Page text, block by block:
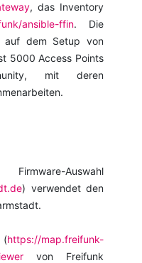
, das Inventory
ansible-ffin. Die
auf dem Setup von
5000 Access Points
mit deren
Auswahl
) verwendet den
https://map.freifunk-
von Freifunk